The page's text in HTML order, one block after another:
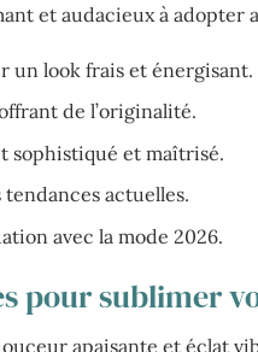
et audacieux à adopter
un look frais et énergisant.
de l’originalité.
sophistiqué et maîtrisé.
actuelles.
avec la mode 2026.
pour sublimer
apaisante et éclat